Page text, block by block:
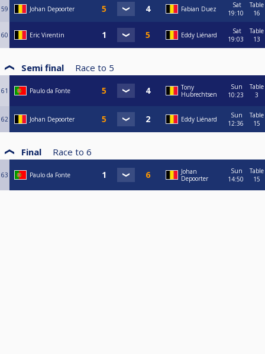
59 Johan Depoorter Fabian Duez
Sat
19:10
Table
16
60 Eric Virentin Eddy Liénard
Sat
19:03
Table
13
Semi final Race to 5
61 Paulo da Fonte
Tony
Hubrechtsen
Sun
10:23
Table
3
62 Johan Depoorter Eddy Liénard
Sun
12:36
Table
15
Final Race to 6
63 Paulo da Fonte
Johan
Depoorter
Sun
14:50
Table
15